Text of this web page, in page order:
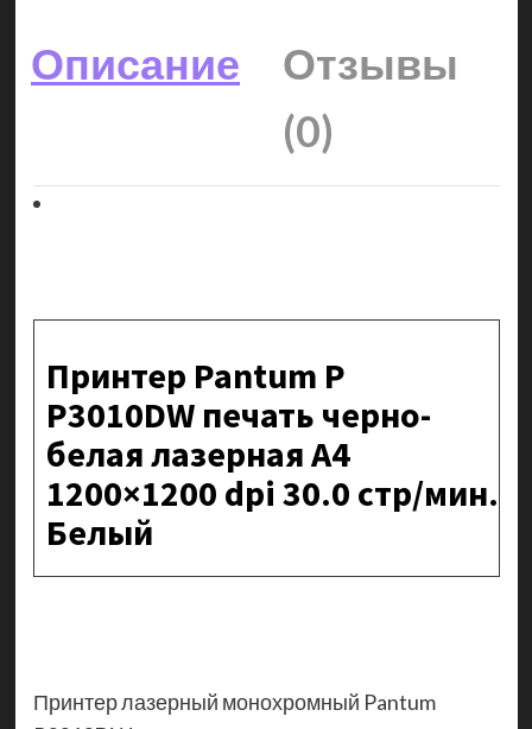
Описание
Отзывы
(0)
Принтер Pantum P
P3010DW печать черно-
белая лазерная A4
1200×1200 dpi 30.0 стр/мин.
Белый
Принтер лазерный монохромный Pantum